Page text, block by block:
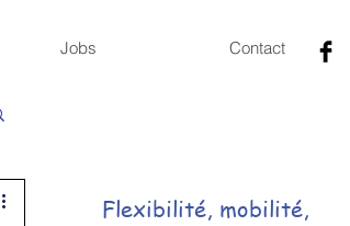
Jobs Contact
Flexibilité, mobilité,